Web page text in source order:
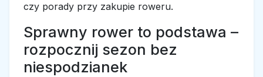
czy porady przy zakupie roweru.
Sprawny rower to podstawa –
rozpocznij sezon bez
niespodzianek